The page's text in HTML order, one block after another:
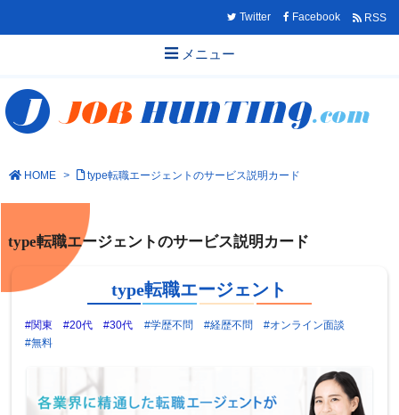
メニュー
Twitter Facebook RSS
HOME > type転職エージェントのサービス説明カード
type転職エージェントのサービス説明カード
type転職エージェント
#関東 #20代 #30代 #学歴不問 #経歴不問
#オンライン面談
#無料